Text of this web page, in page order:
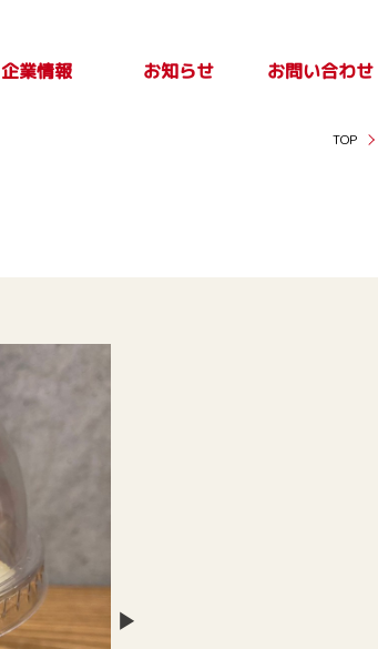
企業情報 お知らせ お問い合わせ
TOP